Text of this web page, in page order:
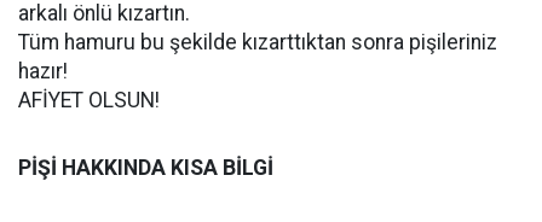
arkalı önlü kızartın.
Tüm hamuru bu şekilde kızarttıktan sonra pişileriniz
hazır!
AFİYET OLSUN!
PİŞİ HAKKINDA KISA BİLGİ